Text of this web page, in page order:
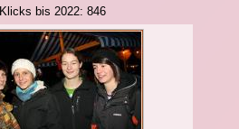
Klicks bis 2022: 846